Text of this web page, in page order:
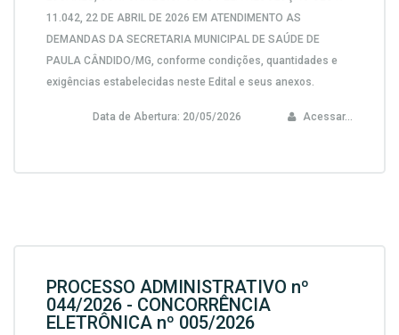
11.042, 22 DE ABRIL DE 2026 EM ATENDIMENTO AS
DEMANDAS DA SECRETARIA MUNICIPAL DE SAÚDE DE
PAULA CÂNDIDO/MG, conforme condições, quantidades e
exigências estabelecidas neste Edital e seus anexos.
Data de Abertura: 20/05/2026 Acessar...
PROCESSO ADMINISTRATIVO nº
044/2026 - CONCORRÊNCIA
ELETRÔNICA nº 005/2026